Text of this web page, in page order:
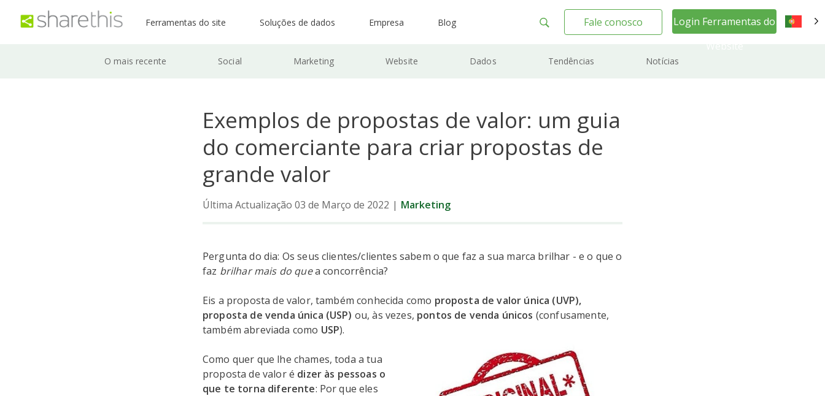
Ferramentas do site Soluções de dados Empresa Blog Fale conosco
Login Ferramentas do
O mais recente Social Marketing Website Dados Tendências Notícias
Exemplos de propostas de valor: um guia
do comerciante para criar propostas de
grande valor
Última Actualização 03 de Março de 2022 | Marketing
Pergunta do dia: Os seus clientes/clientes sabem o que faz a sua marca brilhar - e o que o
faz brilhar mais do quea concorrência?
Eis a proposta de valor, também conhecida como proposta de valor única (UVP),
proposta de venda única (USP) ou, às vezes, pontos de venda únicos (confusamente,
também abreviada como USP).
Como quer que lhe chames, toda a tua
proposta de valor é dizer às pessoas o
que te torna diferente: Por que eles